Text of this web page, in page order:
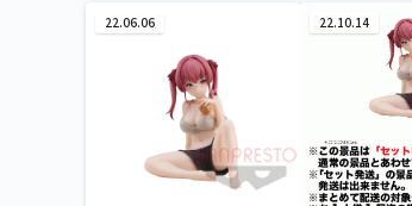
22.06.06 22.10.14